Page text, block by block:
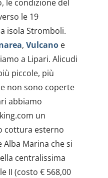
le condizione del
le 19
isola Stromboli.
, Vulcano e
a Lipari. Alicudi
piccole, più
non sono coperte
abbiamo
un
cottura esterno
Alba Marina che si
centralissima
II (costo € 568,00